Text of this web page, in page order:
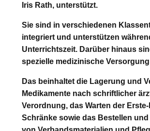
Iris Rath, unterstützt.
Sie sind in verschiedenen
integriert und unterstützen
Unterrichtszeit. Darüber hinaus
spezielle medizinische
Das beinhaltet die Lagerung und
Medikamente nach schriftlicher
Verordnung, das Warten der
Schränke sowie das Bestellen